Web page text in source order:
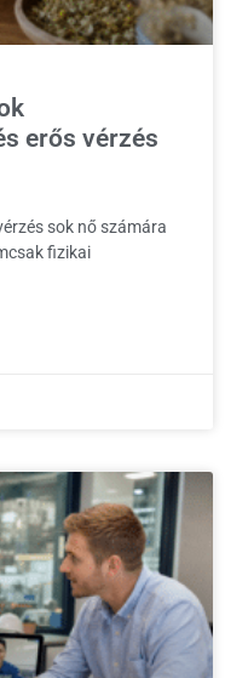
erős vérzés
sok nő számára
fizikai